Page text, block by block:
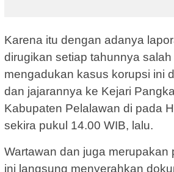
Karena itu dengan adanya
dirugikan setiap tahunnya
mengadukan kasus korupsi ini
dan jajarannya ke Kejari
Kabupaten Pelalawan di pada
sekira pukul 14.00 WIB, lalu.
Wartawan dan juga merupakan
ini langsung menyerahkan